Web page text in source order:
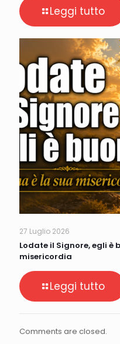
Leggi tutto
27 Luglio 2026
Lodate il Signore, egli è
misericordia
Leggi tutto
Comments are closed.